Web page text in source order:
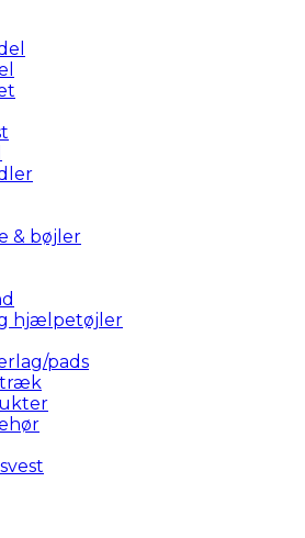
& bøjler
hjælpetøjler
pads